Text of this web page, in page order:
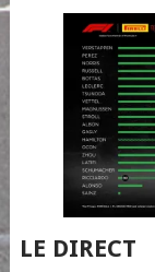
LE DIRECT